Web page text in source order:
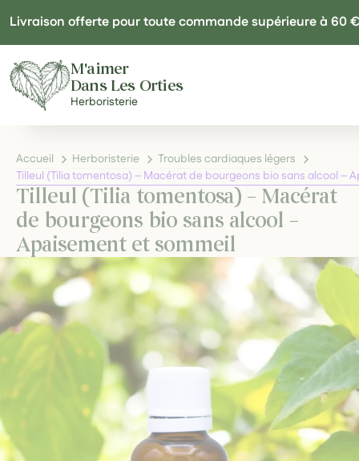
Livraison offerte pour toute commande supérieure à 60 €
M'aimer
Dans Les Orties
Herboristerie
Accueil Herboristerie
Troubles cardiaques légers
Tilleul (Tilia tomentosa) – Macérat de bourgeons bio sans alcool –
Tilleul (Tilia tomentosa) – Macérat
de bourgeons bio sans alcool –
Apaisement et sommeil